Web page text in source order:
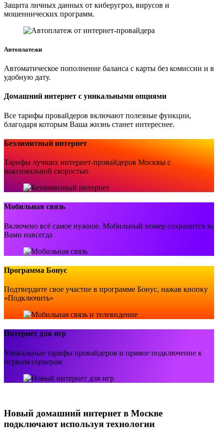
Защита личных данных от киберугроз, вирусов и
мошеннических программ.
Автоплатежи
Автоматическое пополнение баланса с карты без комиссии и в
удобную дату.
Домашний интернет с уникальными опциями
Все тарифы провайдеров включают полезные функции,
благодаря которым Ваша жизнь станет интереснее.
Безлимитный интернет
Тарифы лучших интернет-провайдеров Москвы с
максимальной скоростью
Мобильная связь
Включено всё самое нужное. Мобильный номер сохранится за
Вами навсегда
Программа Бонус
Подтвердите свое участие в программе Бонус, нажав кнопку
«Подключить»
Интернет для игр
Уникальные тарифы провайдеров и прямое подключение к
игрвым серверам
Новый домашний интернет в Москве
подключают используя технологии